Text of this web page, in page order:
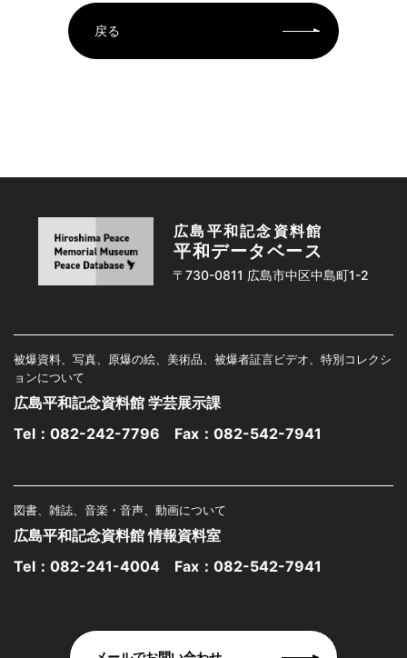
戻る
広島平和記念資料館
平和データベース
〒730-0811 広島市中区中島町1-2
被爆資料、写真、原爆の絵、美術品、被爆者証言ビデオ、特別コレクシ
ョンについて
広島平和記念資料館 学芸展示課
Tel： 082-242-7796 Fax：082-542-7941
図書、雑誌、音楽・音声、動画について
広島平和記念資料館 情報資料室
Tel： 082-241-4004 Fax：082-542-7941